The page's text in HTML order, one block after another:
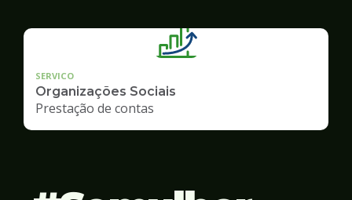
SERVICO
Organizações Sociais
Prestação de contas